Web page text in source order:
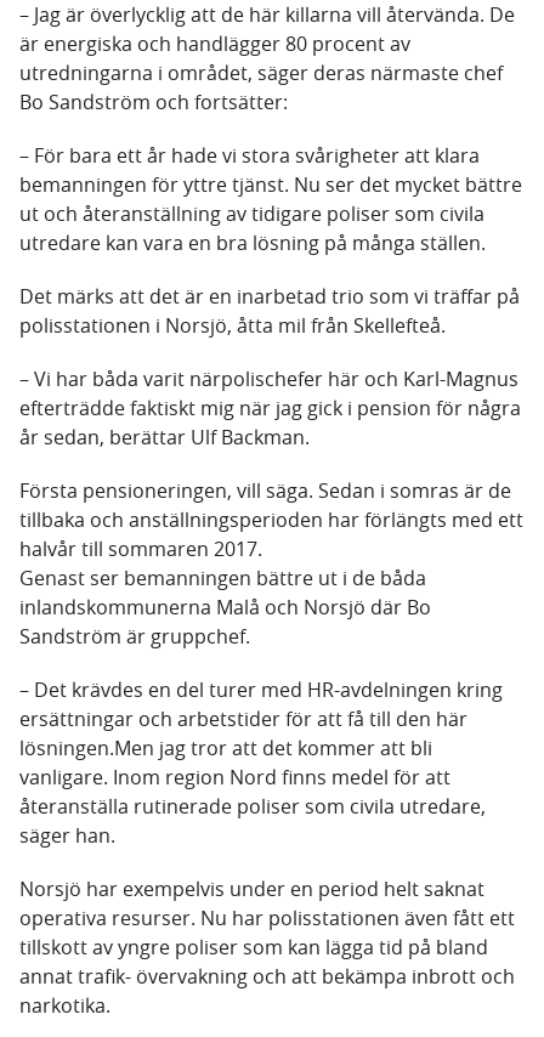
– Jag är överlycklig att de här killarna vill återvända. De
är energiska och handlägger 80 procent av
utredningarna i området, säger deras närmaste chef
Bo Sandström och fortsätter:
– För bara ett år hade vi stora svårigheter att klara
bemanningen för yttre tjänst. Nu ser det mycket bättre
ut och återanställning av tidigare poliser som civila
utredare kan vara en bra lösning på många ställen.
Det märks att det är en inarbetad trio som vi träffar på
polisstationen i Norsjö, åtta mil från Skellefteå.
– Vi har båda varit närpolischefer här och Karl-Magnus
efterträdde faktiskt mig när jag gick i pension för några
år sedan, berättar Ulf Backman.
Första pensioneringen, vill säga. Sedan i somras är de
tillbaka och anställningsperioden har förlängts med ett
halvår till sommaren 2017.
Genast ser bemanningen bättre ut i de båda
inlandskommunerna Malå och Norsjö där Bo
Sandström är gruppchef.
– Det krävdes en del turer med HR-avdelningen kring
ersättningar och arbetstider för att få till den här
lösningen.Men jag tror att det kommer att bli
vanligare. Inom region Nord finns medel för att
återanställa rutinerade poliser som civila utredare,
säger han.
Norsjö har exempelvis under en period helt saknat
operativa resurser. Nu har polisstationen även fått ett
tillskott av yngre poliser som kan lägga tid på bland
annat trafik- övervakning och att bekämpa inbrott och
narkotika.